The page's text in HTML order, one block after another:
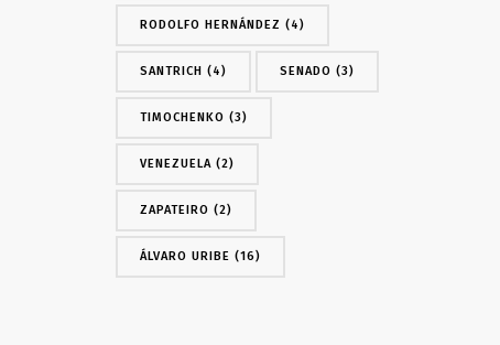
RODOLFO HERNÁNDEZ (4)
SANTRICH (4) SENADO (3)
TIMOCHENKO (3)
VENEZUELA(2)
ZAPATEIRO (2)
ÁLVARO URIBE (16)